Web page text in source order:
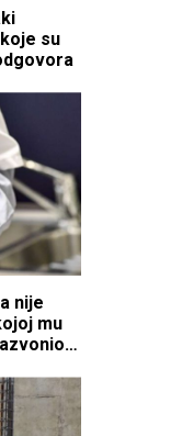
su
nije
mu